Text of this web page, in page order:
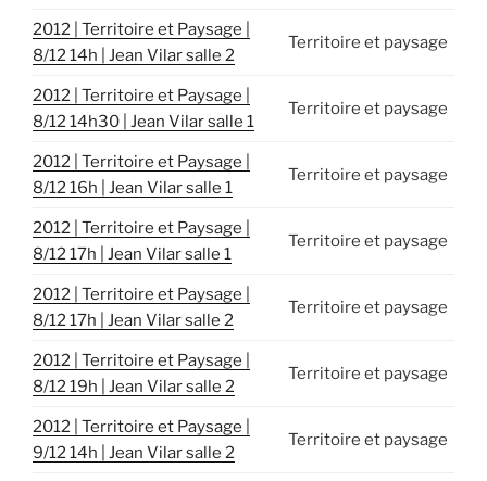
2012 | Territoire et Paysage |
8/12 14h | Jean Vilar salle 2
Territoire et paysage
2012 | Territoire et Paysage |
8/12 14h30 | Jean Vilar salle 1
Territoire et paysage
2012 | Territoire et Paysage |
8/12 16h | Jean Vilar salle 1
Territoire et paysage
2012 | Territoire et Paysage |
8/12 17h | Jean Vilar salle 1
Territoire et paysage
2012 | Territoire et Paysage |
8/12 17h | Jean Vilar salle 2
Territoire et paysage
2012 | Territoire et Paysage |
8/12 19h | Jean Vilar salle 2
Territoire et paysage
2012 | Territoire et Paysage |
9/12 14h | Jean Vilar salle 2
Territoire et paysage